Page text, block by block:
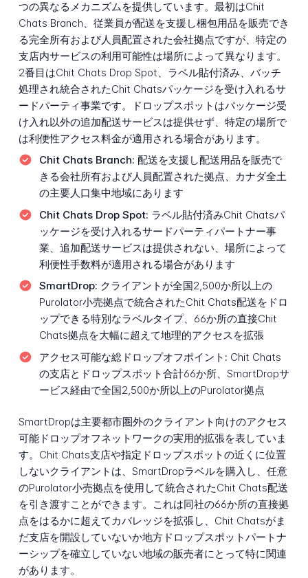
つの異なるメカニズムを提供しています。最初はChit
Chats Branch、従業員が配送を支援し梱包用品を販売でき
る完全所有および人員配置された会社拠点ですが、特定の
支店内サービスの利用可能性は場所によって異なります。
2番目はChit Chats Drop Spot、ラベル貼付済み、バッチ
処理され統合されたChit Chatsパッケージを受け入れるサ
ードパーティ事業です。ドロップスポットはパッケージ受
け入れ以外の追加配送サービスは提供せず、特定の場所で
は利便性アクセス料金が適用される場合があります。
Chit Chats Branch: 配送を支援し配送用品を販売で
きる会社所有および人員配置された拠点、カナダ全土
の主要人口集中地域にあります
Chit Chats Drop Spot: ラベル貼付済みChit Chatsパ
ッケージを受け入れるサードパーティパートナー事
業、追加配送サービスは提供されない、場所によって
利便性手数料が適用される場合があります
SmartDrop: クライアントが全国2,500か所以上の
Purolator小売拠点で統合されたChit Chats配送をドロ
ップできる特別なラベルタイプ、66か所の直接Chit
Chats拠点を大幅に超えて地理的アクセスを拡張
アクセス可能な総ドロップオフポイント: Chit Chats
の支店とドロップスポット合計66か所、SmartDropサ
ービス経由で全国2,500か所以上のPurolator拠点
SmartDropは主要都市圏外のクライアント向けのアクセス
可能ドロップオフネットワークの実用的拡張を表していま
す。Chit Chats支店や指定ドロップスポットの近くに位置
しないクライアントは、SmartDropラベルを購入し、任意
のPurolator小売拠点を使用して統合されたChit Chats配送
を引き渡すことができます。これは同社の66か所の直接拠
点をはるかに超えてカバレッジを拡張し、Chit Chatsがま
だ支店を開設していないか地方ドロップスポットパートナ
ーシップを確立していない地域の販売者にとって特に関連
があります。